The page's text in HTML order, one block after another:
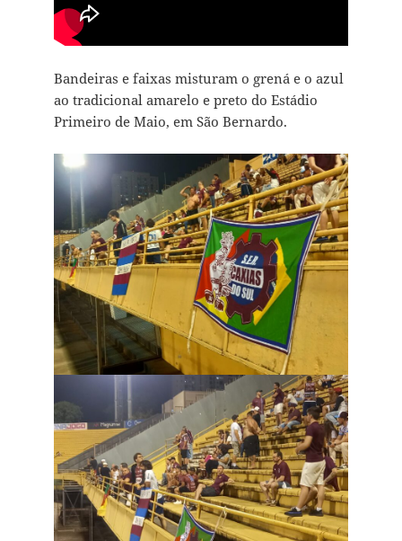
Bandeiras e faixas misturam o grená e o azul
ao tradicional amarelo e preto do Estádio
Primeiro de Maio, em São Bernardo.